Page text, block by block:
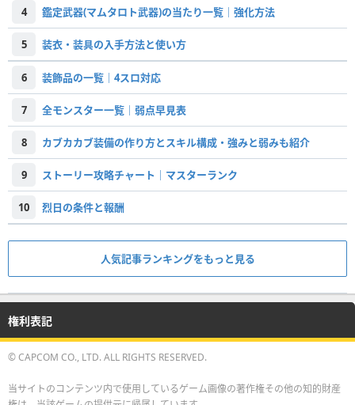
4 鑑定武器(マムタロト武器)の当たり一覧｜強化方法
5 装衣・装具の入手方法と使い方
6 装飾品の一覧｜4スロ対応
7 全モンスター一覧｜弱点早見表
8 カブカカブ装備の作り方とスキル構成・強みと弱みも紹介
9 ストーリー攻略チャート｜マスターランク
10 烈日の条件と報酬
人気記事ランキングをもっと見る
権利表記
© CAPCOM CO., LTD. ALL RIGHTS RESERVED.
当サイトのコンテンツ内で使用しているゲーム画像の著作権その他の知的財産